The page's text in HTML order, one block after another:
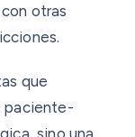
otras
que
paciente-
sino una